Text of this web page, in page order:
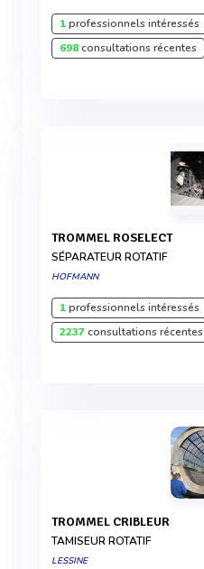
1professionnels intéressés
698consultations récentes
TROMMEL ROSELECT
SÉPARATEUR ROTATIF
HOFMANN
1professionnels intéressés
2237consultations récentes
TROMMEL CRIBLEUR
TAMISEUR ROTATIF
LESSINE